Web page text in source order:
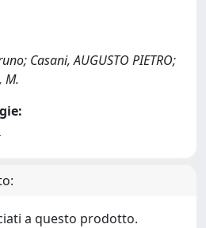
Casani, AUGUSTO PIETRO;
M.
a questo prodotto.